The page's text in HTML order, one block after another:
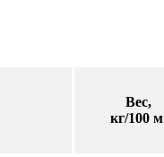
Вес,
кг/100